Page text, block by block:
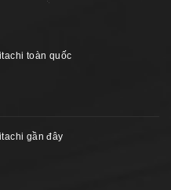
toàn quốc
gần đây